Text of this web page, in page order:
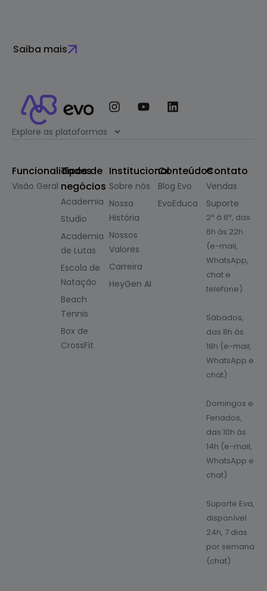
Saiba mais
Explore as plataformas
Funcionalidades
Visão Geral
Tipos de
negócios
Academia
Studio
Academia
de Lutas
Escola de
Natação
Beach
Tennis
Box de
CrossFit
Institucional
Sobre nós
Nossa
História
Nossos
Valores
Carreira
HeyGen AI
Conteúdos
Blog Evo
EvoEduca
Contato
Vendas
Suporte
2ª à 6ª, das
6h às 22h
(e-mail,
WhatsApp,
chat e
telefone)
Sábados,
das 8h às
18h (e-mail,
WhatsApp e
chat)
Domingos e
Feriados,
das 10h às
14h (e-mail,
WhatsApp e
chat)
Suporte Eva,
disponível
24h, 7 dias
por semana
(chat)